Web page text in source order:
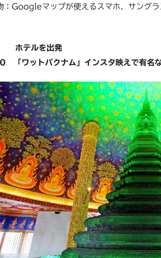
Googleマップが使えるスマホ、サングラ
ホテルを出発
「ワットパクナム」インスタ映えで有名